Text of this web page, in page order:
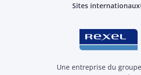
Sites internationaux
Une entreprise du